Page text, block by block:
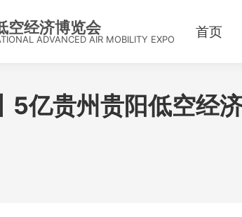
空经济博览会
ADVANCED AIR MOBILITY EXPO 首页
5亿贵州贵阳低空经
展商